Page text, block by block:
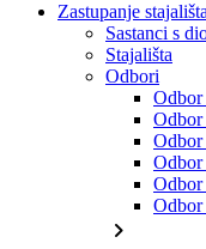
Zastupanje stajališta
Sastanci s
Stajališta
Odbori
Odbor
Odbor
Odbor
Odbor
Odbor
chevron_right